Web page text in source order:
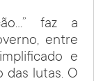
faz a
entre
e
das lutas. O